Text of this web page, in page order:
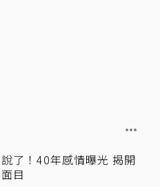
了！40年感情曝光 揭開
目